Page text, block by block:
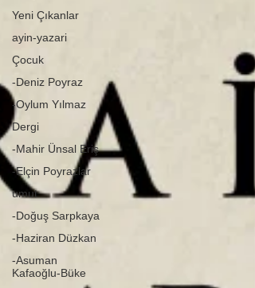
Yeni Çıkanlar
ayin-yazari
Çocuk
-Deniz Poyraz
-Oylum Yılmaz
Dergi
-Mahir Ünsal Eriş
-Elçin Poyrazlar
umut
-Doğuş Sarpkaya
-Haziran Düzkan
-Asuman
Kafaoğlu-Büke